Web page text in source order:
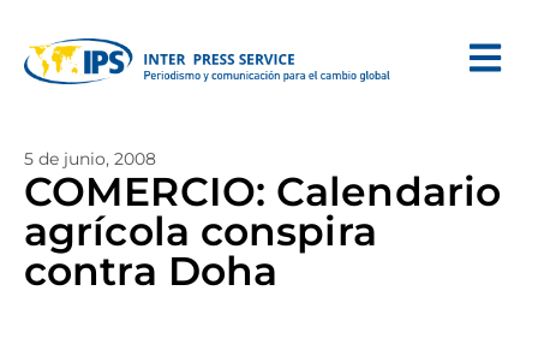
5 de junio, 2008
COMERCIO: Calendario
agrícola conspira
contra Doha